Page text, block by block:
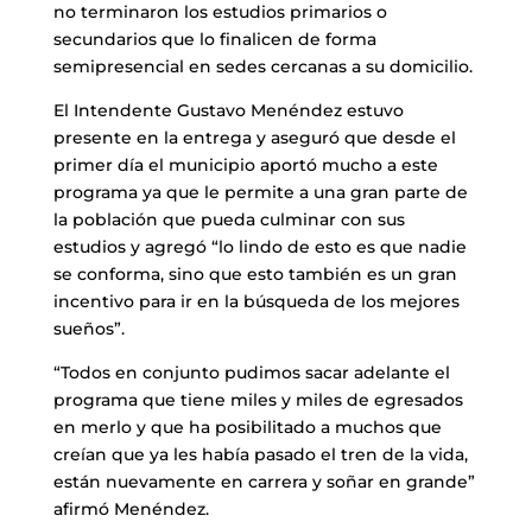
no terminaron los estudios primarios o
secundarios que lo finalicen de forma
semipresencial en sedes cercanas a su domicilio.
El Intendente Gustavo Menéndez estuvo
presente en la entrega y aseguró que desde el
primer día el municipio aportó mucho a este
programa ya que le permite a una gran parte de
la población que pueda culminar con sus
estudios y agregó “lo lindo de esto es que nadie
se conforma, sino que esto también es un gran
incentivo para ir en la búsqueda de los mejores
sueños”.
“Todos en conjunto pudimos sacar adelante el
programa que tiene miles y miles de egresados
en merlo y que ha posibilitado a muchos que
creían que ya les había pasado el tren de la vida,
están nuevamente en carrera y soñar en grande”
afirmó Menéndez.